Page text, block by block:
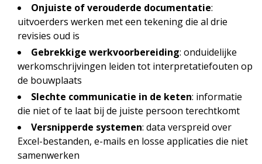
Onjuiste of verouderde documentatie:
uitvoerders werken met een tekening die al drie
revisies oud is
Gebrekkige werkvoorbereiding: onduidelijke
werkomschrijvingen leiden tot interpretatiefouten op
de bouwplaats
Slechte communicatie in de keten: informatie
die niet of te laat bij de juiste persoon terechtkomt
Versnipperde systemen: data verspreid over
Excel-bestanden, e-mails en losse applicaties die niet
samenwerken